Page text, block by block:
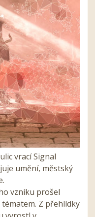
vrací Signal
umění, městský
vzniku prošel
Z přehlídky